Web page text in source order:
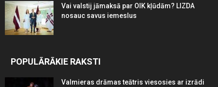
Vai valstij jāmaksā par OIK kļūdām? LIZDA
nosauc savus iemeslus
POPULĀRĀKIE RAKSTI
Valmieras drāmas teātris viesosies ar izrādi